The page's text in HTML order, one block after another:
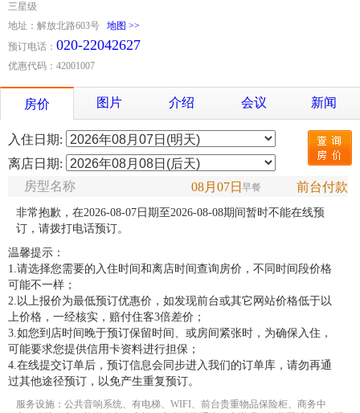
三星级
地址：解放北路603号 地图 >>
预订电话： 020-22042627
优惠代码：42001007
房价 图片 介绍 会议 新闻
入住日期:
离店日期:
08月07日早餐 前台付款
房型名称
非常抱歉，在2026-08-07日期至2026-08-08期间暂时不能在线预
订，请拨打电话预订。
温馨提示：
1.请选择您需要的入住时间和离店时间查询房价，不同时间段价格
可能不一样；
2.以上报价为最低预订优惠价，如发现前台或其它网站价格低于以
上价格，一经核实，赔付住客3倍差价；
3.如您到店时间晚于预订保留时间、或房间紧张时，为确保入住，
可能要求您提供信用卡资料进行担保；
4.在线提交订单后，预订信息会同步进入我们的订单库，请勿再通
过其他途径预订，以免产生重复预订。
服务设施：公共音响系统、有电梯、WIFI、前台贵重物品保险柜、商务中